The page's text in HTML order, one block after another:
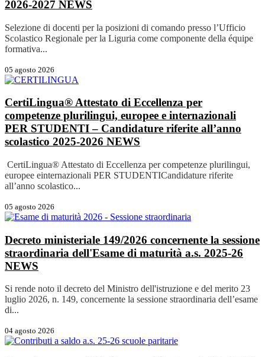
2026-2027 NEWS
Selezione di docenti per la posizioni di comando presso l’Ufficio
Scolastico Regionale per la Liguria come componente della équipe
formativa...
05 agosto 2026
CertiLingua® Attestato di Eccellenza per
competenze plurilingui, europee e internazionali
PER STUDENTI – Candidature riferite all’anno
scolastico 2025-2026 NEWS
CertiLingua® Attestato di Eccellenza per competenze plurilingui,
europee einternazionali PER STUDENTICandidature riferite
all’anno scolastico...
05 agosto 2026
Decreto ministeriale 149/2026 concernente la sessione
straordinaria dell'Esame di maturità a.s. 2025-26
NEWS
Si rende noto il decreto del Ministro dell'istruzione e del merito 23
luglio 2026, n. 149, concernente la sessione straordinaria dell’esame
di...
04 agosto 2026